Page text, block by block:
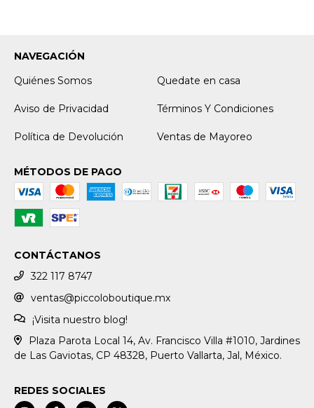
NAVEGACIÓN
Quiénes Somos
Quedate en casa
Aviso de Privacidad Términos Y Condiciones
Política de Devolución Ventas de Mayoreo
MÉTODOS DE PAGO
CONTÁCTANOS
322 117 8747
ventas@piccoloboutique.mx
¡Visita nuestro blog!
Plaza Parota Local 14, Av. Francisco Villa #1010, Jardines
de Las Gaviotas, CP 48328, Puerto Vallarta, Jal, México.
REDES SOCIALES